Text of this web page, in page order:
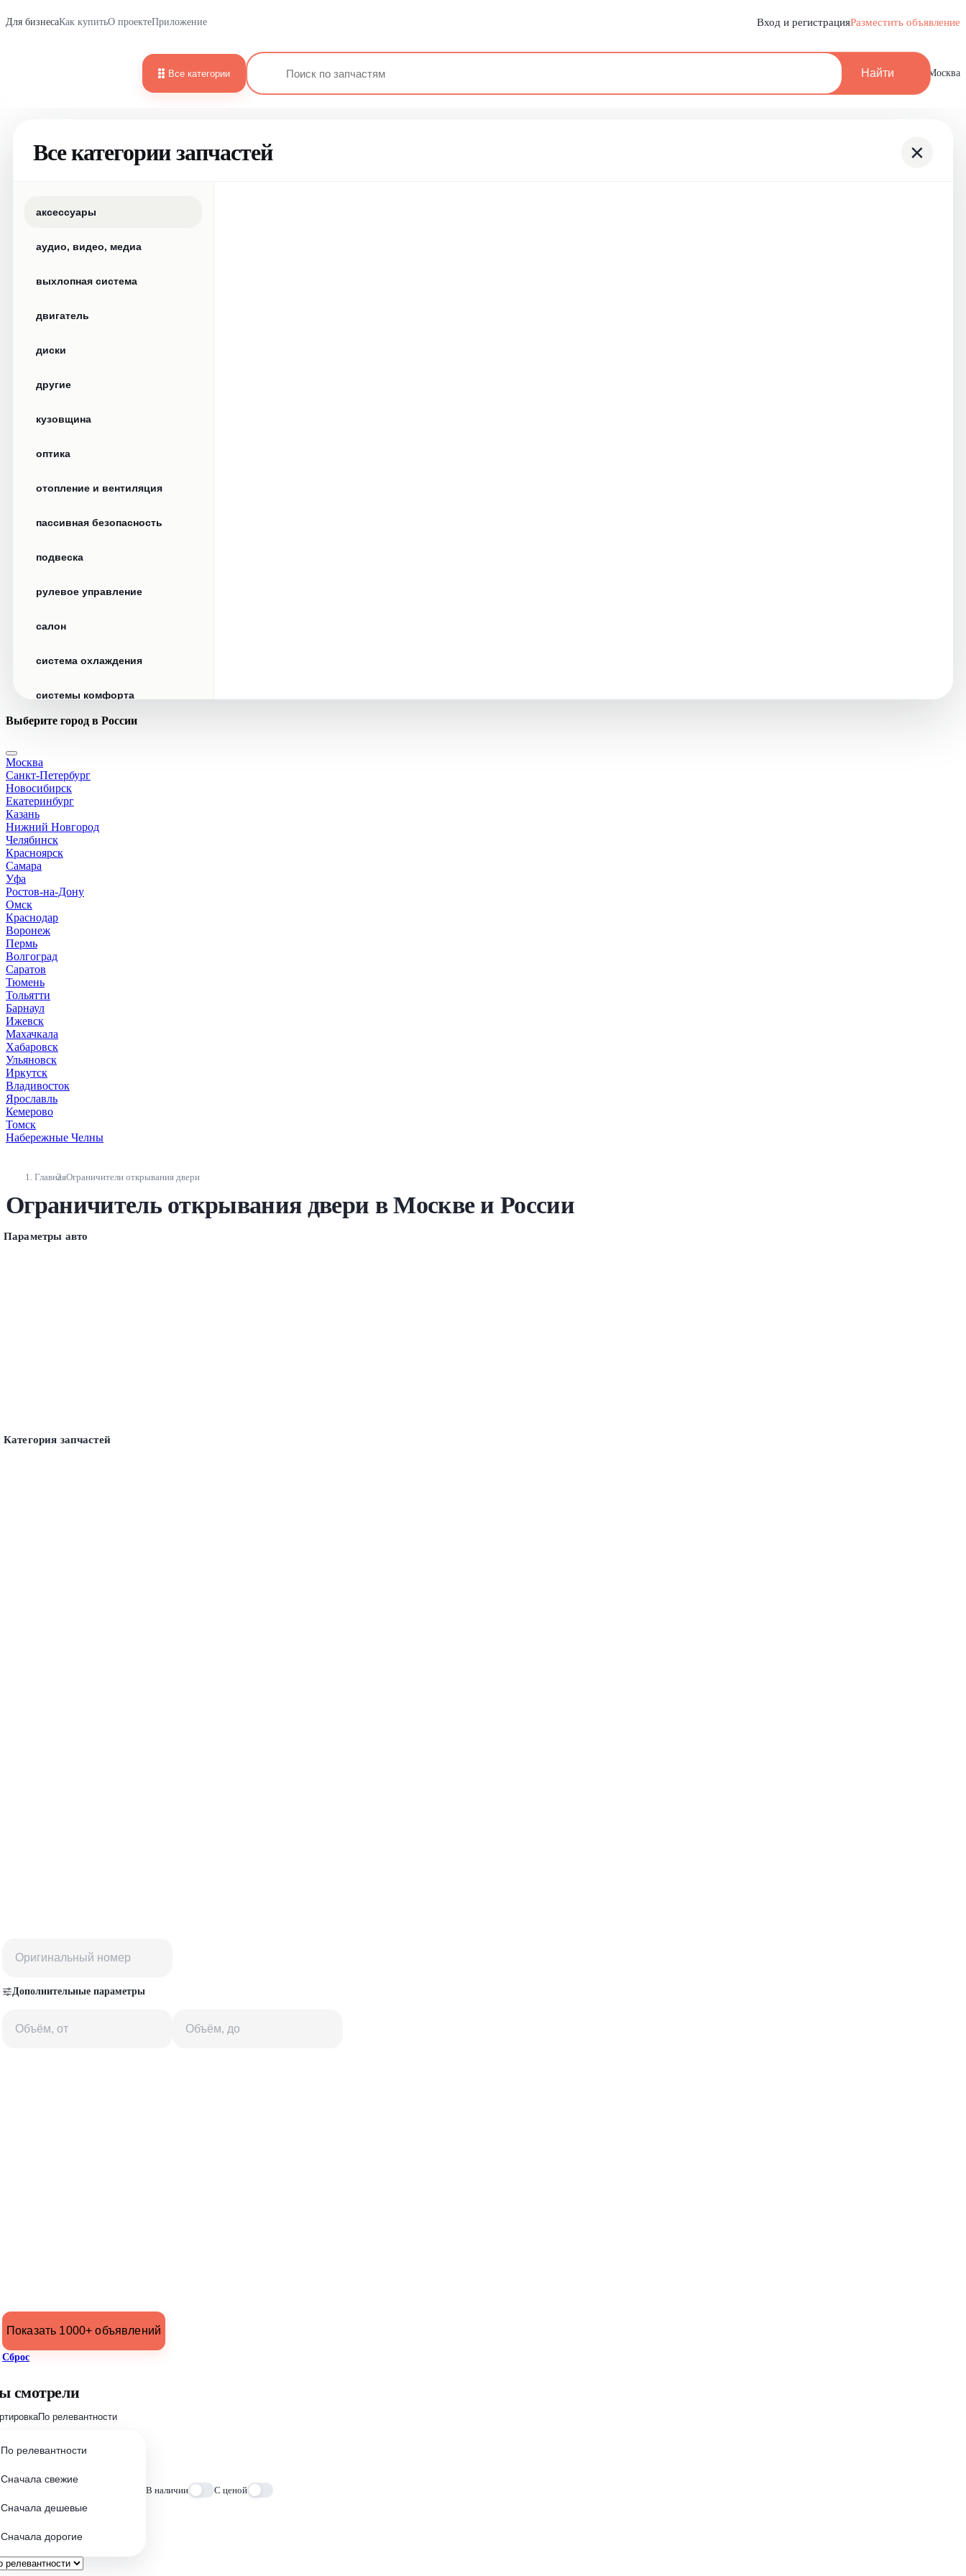
Для бизнесаКак купитьО проектеПриложение Вход и регистрацияРазместить объявление
Все категории Найти Москва
Все категории запчастей ×
аксессуары
аудио, видео, медиа
выхлопная система
двигатель
диски
другие
кузовщина
оптика
отопление и вентиляция
пассивная безопасность
подвеска
рулевое управление
салон
система охлаждения
системы комфорта
стекла
стеклоочистители
топливная система
тормозная система
трансмиссия
Выберите город в России
Москва
Санкт-Петербург
Новосибирск
Екатеринбург
Казань
Нижний Новгород
Челябинск
Красноярск
Самара
Уфа
Ростов-на-Дону
Омск
Краснодар
Воронеж
Пермь
Волгоград
Саратов
Тюмень
Тольятти
Барнаул
Ижевск
Махачкала
Хабаровск
Ульяновск
Иркутск
Владивосток
Ярославль
Кемерово
Томск
Набережные Челны
ГлавнаяОграничители открывания двери
Ограничитель открывания двери в Москве и России
Параметры авто
Категория запчастей
Дополнительные параметры
Показать 1000+ объявлений
Сброс
смотрели
По релевантности
По релевантности
Сначала свежие
Сначала дешевые
Сначала дорогие
В наличии С ценой